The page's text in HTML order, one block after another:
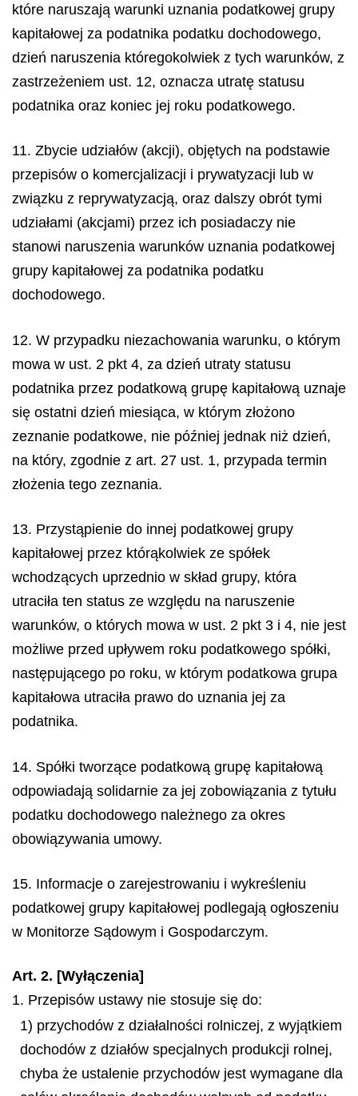
które naruszają warunki uznania podatkowej grupy
kapitałowej za podatnika podatku dochodowego,
dzień naruszenia któregokolwiek z tych warunków, z
zastrzeżeniem ust. 12, oznacza utratę statusu
podatnika oraz koniec jej roku podatkowego.
11. Zbycie udziałów (akcji), objętych na podstawie
przepisów o komercjalizacji i prywatyzacji lub w
związku z reprywatyzacją, oraz dalszy obrót tymi
udziałami (akcjami) przez ich posiadaczy nie
stanowi naruszenia warunków uznania podatkowej
grupy kapitałowej za podatnika podatku
dochodowego.
12. W przypadku niezachowania warunku, o którym
mowa w ust. 2 pkt 4, za dzień utraty statusu
podatnika przez podatkową grupę kapitałową uznaje
się ostatni dzień miesiąca, w którym złożono
zeznanie podatkowe, nie później jednak niż dzień,
na który, zgodnie z art. 27 ust. 1, przypada termin
złożenia tego zeznania.
13. Przystąpienie do innej podatkowej grupy
kapitałowej przez którąkolwiek ze spółek
wchodzących uprzednio w skład grupy, która
utraciła ten status ze względu na naruszenie
warunków, o których mowa w ust. 2 pkt 3 i 4, nie jest
możliwe przed upływem roku podatkowego spółki,
następującego po roku, w którym podatkowa grupa
kapitałowa utraciła prawo do uznania jej za
podatnika.
14. Spółki tworzące podatkową grupę kapitałową
odpowiadają solidarnie za jej zobowiązania z tytułu
podatku dochodowego należnego za okres
obowiązywania umowy.
15. Informacje o zarejestrowaniu i wykreśleniu
podatkowej grupy kapitałowej podlegają ogłoszeniu
w Monitorze Sądowym i Gospodarczym.
Art. 2. [Wyłączenia]
1. Przepisów ustawy nie stosuje się do:
1) przychodów z działalności rolniczej, z wyjątkiem
dochodów z działów specjalnych produkcji rolnej,
chyba że ustalenie przychodów jest wymagane dla